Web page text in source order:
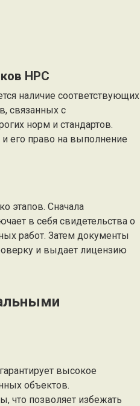
НРС
наличие соответствующих
связанных с
норм и стандартов.
его право на выполнение
этапов. Сначала
в себя свидетельства о
работ. Затем документы
и выдает лицензию
высокое
объектов.
что позволяет избежать